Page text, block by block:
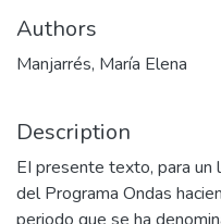
Authors
Manjarrés, María Elena
Description
EI presente texto, para un
del Programa Ondas